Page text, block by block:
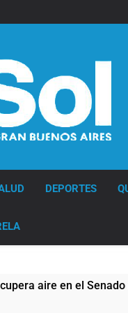
DEPORTES
en el Senado frente